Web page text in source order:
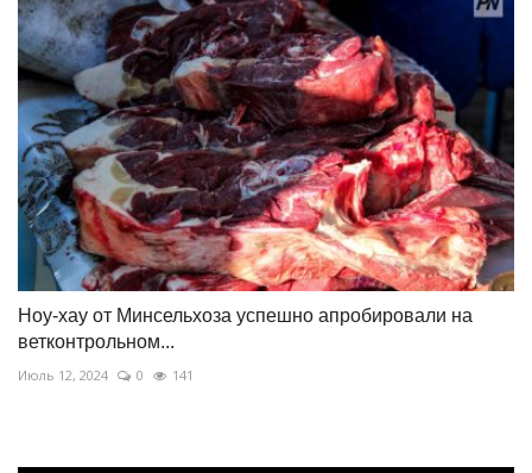
Ноу-хау от Минсельхоза успешно апробировали на
ветконтрольном...
Июль 12, 2024 0 141